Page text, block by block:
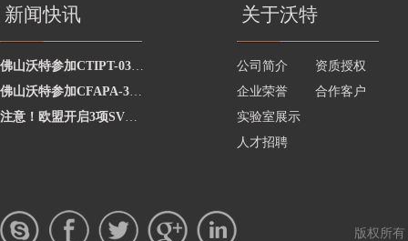
新闻快讯
佛山沃特参加CTIPT-0325002水中总大肠菌群的测定能力验证 获“满意”结果
佛山沃特参加CFAPA-3110食品包装用原纸中铅的测定能力验证计划 获“满意”结果
注意！欧盟开启3项SVHC物质的公众评议
关于沃特
公司简介
资质授权
企业荣誉
合作客户
实验室展示
人才招聘
版权所